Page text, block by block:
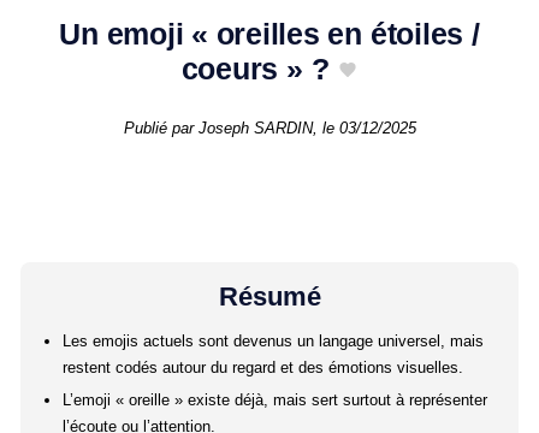
Un emoji « oreilles en étoiles /
coeurs » ?
Publié par Joseph SARDIN, le 03/12/2025
Résumé
Les emojis actuels sont devenus un langage universel, mais
restent codés autour du regard et des émotions visuelles.
L’emoji « oreille » existe déjà, mais sert surtout à représenter
l’écoute ou l’attention.